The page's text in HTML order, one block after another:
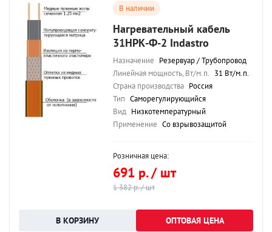
В наличии
Нагревательный кабель
31НРК-Ф-2 Indastro
Назначение Резервуар / Трубопровод
Линейная мощность, Вт/м.п. 31 Вт/м.п.
Страна производства Россия
Тип Саморегулирующийся
Вид Низкотемпературный
Применение Со взрывозащитой
Розничная цена:
691 р. / шт
1 382 р. / шт
ОПТОВАЯ ЦЕНА